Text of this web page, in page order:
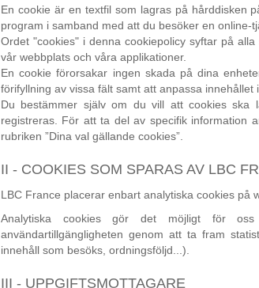
En cookie är en textfil som lagras på hårddisken
program i samband med att du besöker en online-
Ordet "cookies" i denna cookiepolicy syftar på
vår webbplats och våra applikationer.
En cookie förorsakar ingen skada på dina
förifyllning av vissa fält samt att anpassa innehållet
Du bestämmer själv om du vill att cookies
registreras. För att ta del av specifik information
rubriken ”Dina val gällande cookies”.
II - COOKIES SOM SPARAS AV LBC
LBC France placerar enbart analytiska cookies på
Analytiska cookies gör det möjligt för
användartillgängligheten genom att ta fram
innehåll som besöks, ordningsföljd...).
III - UPPGIFTSMOTTAGARE